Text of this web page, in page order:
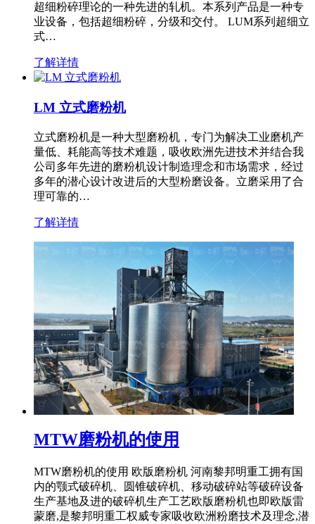
超细粉碎理论的一种先进的轧机。本系列产品是一种专
业设备，包括超细粉碎，分级和交付。 LUM系列超细立
式…
了解详情
LM 立式磨粉机
立式磨粉机是一种大型磨粉机，专门为解决工业磨机产
量低、耗能高等技术难题，吸收欧洲先进技术并结合我
公司多年先进的磨粉机设计制造理念和市场需求，经过
多年的潜心设计改进后的大型粉磨设备。立磨采用了合
理可靠的…
了解详情
MTW磨粉机的使用
MTW磨粉机的使用 欧版磨粉机 河南黎邦明重工拥有国
内的颚式破碎机、圆锥破碎机、移动破碎站等破碎设备
生产基地及进的破碎机生产工艺欧版磨粉机也即欧版雷
蒙磨,是黎邦明重工权威专家吸收欧洲粉磨技术及理念,潜